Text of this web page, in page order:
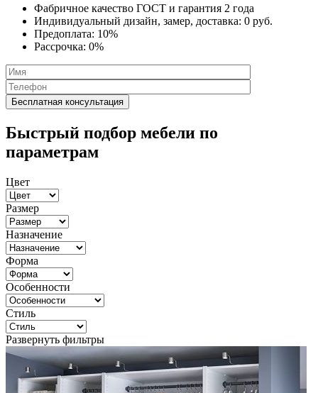
Фабричное качество ГОСТ и гарантия 2 года
Индивидуальный дизайн, замер, доставка: 0 руб.
Предоплата: 10%
Рассрочка: 0%
Быстрый подбор мебели по
параметрам
Цвет
Размер
Назначение
Форма
Особенности
Стиль
Развернуть фильтры